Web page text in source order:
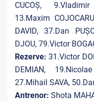
CUCOȘ, 9.Vladimir
13.Maxim
DAVID, 37.Dan
DJOU, 79.Victor
Rezerve:31.Victor
DEMIAN,
27.Mihail SAVA,
Antrenor: Shota